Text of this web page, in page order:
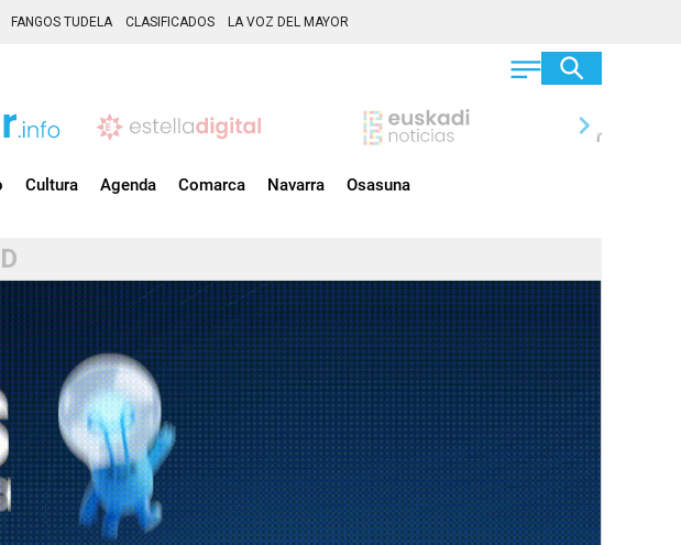
FANGOS TUDELA CLASIFICADOS LA VOZ DEL MAYOR
chevron_right
Cultura Agenda Comarca Navarra Osasuna